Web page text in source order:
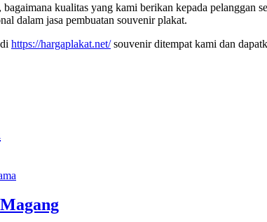
kualitas yang kami berikan kepada
dalam jasa pembuatan souvenir plakat.
https://hargaplakat.net/souvenir ditempat kami dan